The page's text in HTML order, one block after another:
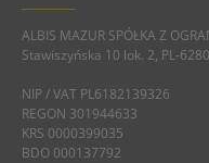
ALBIS MAZUR SPÓŁKA Z
Stawiszyńska 10 lok. 2, PL-
NIP / VAT PL6182139326
REGON 301944633
KRS 0000399035
BDO 000137792